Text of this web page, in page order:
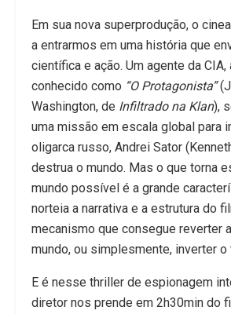
Em sua nova superprodução, o
a entrarmos em uma história que
científica e ação. Um agente da CIA,
conhecido como “O Protagonista”
Washington, de Infiltrado na Klan),
uma missão em escala global para
oligarca russo, Andrei Sator
destrua o mundo. Mas o que torna
mundo possível é a grande
norteia a narrativa e a estrutura do
mecanismo que consegue reverter
mundo, ou simplesmente, inverter o
E é nesse thriller de espionagem
diretor nos prende em 2h30min do